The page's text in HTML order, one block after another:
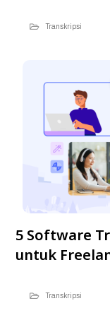
Transkripsi
5 Software
untuk
Transkripsi